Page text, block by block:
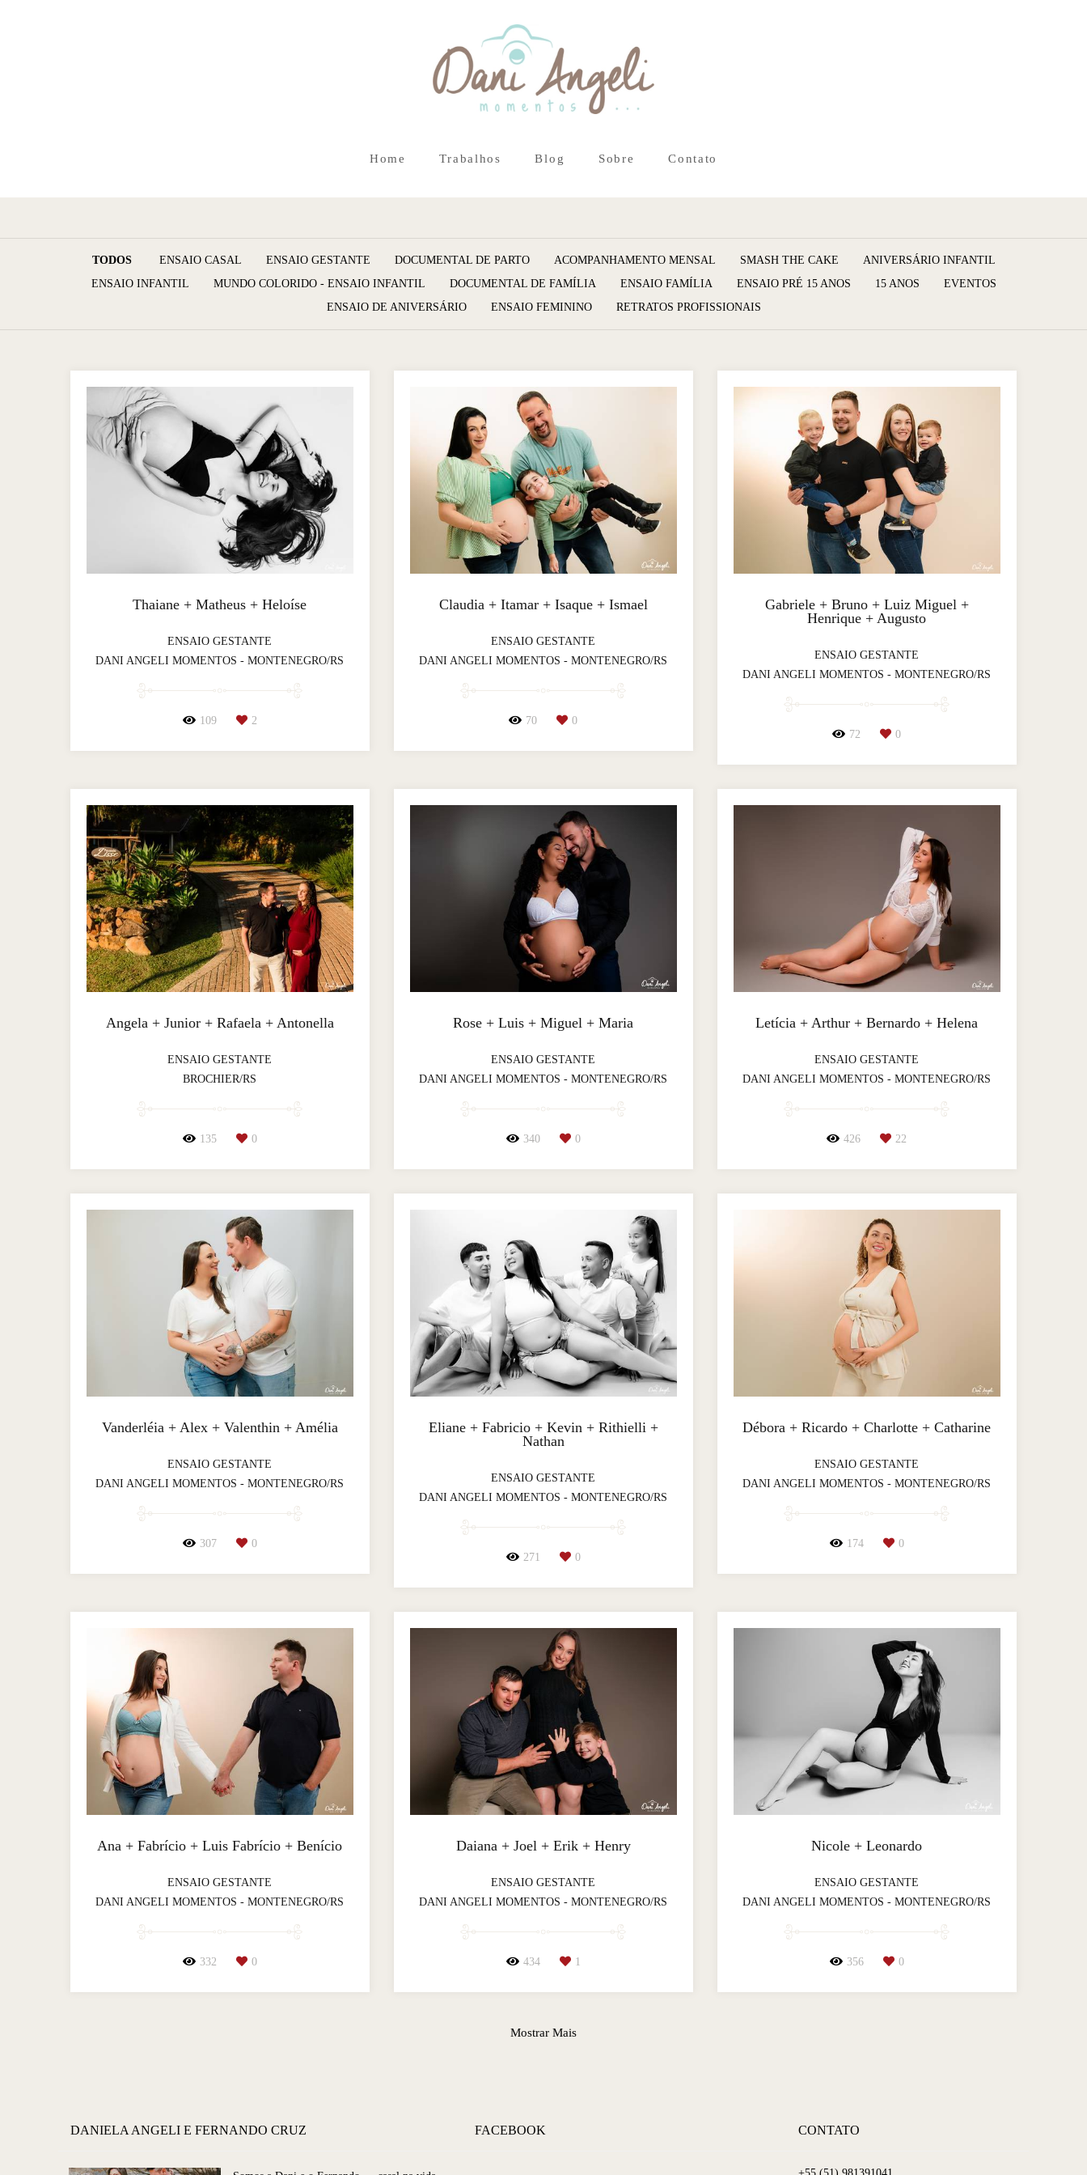
Home Trabalhos Blog Sobre Contato
TODOS ENSAIO CASAL ENSAIO GESTANTE DOCUMENTAL DE PARTO ACOMPANHAMENTO MENSAL SMASH THE CAKE
ANIVERSÁRIO INFANTIL
ENSAIO INFANTIL
MUNDO COLORIDO - ENSAIO INFANTIL DOCUMENTAL DE FAMÍLIA ENSAIO FAMÍLIA ENSAIO PRÉ 15 ANOS 15 ANOS
EVENTOS
ENSAIO DE ANIVERSÁRIO
ENSAIO FEMININO RETRATOS PROFISSIONAIS
Thaiane + Matheus + Heloíse
ENSAIO GESTANTE
DANI ANGELI MOMENTOS - MONTENEGRO/RS
109 2
Claudia + Itamar + Isaque + Ismael
ENSAIO GESTANTE
DANI ANGELI MOMENTOS - MONTENEGRO/RS
70 0
Gabriele + Bruno + Luiz Miguel +
Henrique + Augusto
ENSAIO GESTANTE
DANI ANGELI MOMENTOS - MONTENEGRO/RS
72 0
Angela + Junior + Rafaela + Antonella
ENSAIO GESTANTE
BROCHIER/RS
135 0
Rose + Luis + Miguel + Maria
ENSAIO GESTANTE
DANI ANGELI MOMENTOS - MONTENEGRO/RS
340 0
Letícia + Arthur + Bernardo + Helena
ENSAIO GESTANTE
DANI ANGELI MOMENTOS - MONTENEGRO/RS
426 22
Vanderléia + Alex + Valenthin + Amélia
ENSAIO GESTANTE
DANI ANGELI MOMENTOS - MONTENEGRO/RS
307 0
Eliane + Fabricio + Kevin + Rithielli +
Nathan
ENSAIO GESTANTE
DANI ANGELI MOMENTOS - MONTENEGRO/RS
271 0
Débora + Ricardo + Charlotte + Catharine
ENSAIO GESTANTE
DANI ANGELI MOMENTOS - MONTENEGRO/RS
174 0
Ana + Fabrício + Luis Fabrício + Benício
ENSAIO GESTANTE
DANI ANGELI MOMENTOS - MONTENEGRO/RS
332 0
Daiana + Joel + Erik + Henry
ENSAIO GESTANTE
DANI ANGELI MOMENTOS - MONTENEGRO/RS
434 1
Nicole + Leonardo
ENSAIO GESTANTE
DANI ANGELI MOMENTOS - MONTENEGRO/RS
356 0
Mostrar Mais
DANIELA ANGELI E FERNANDO CRUZ FACEBOOK CONTATO